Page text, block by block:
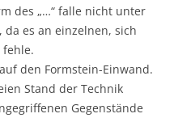
des „…“ falle nicht unter
da es an einzelnen, sich
den Formstein-Einwand.
Stand der Technik
Gegenstände